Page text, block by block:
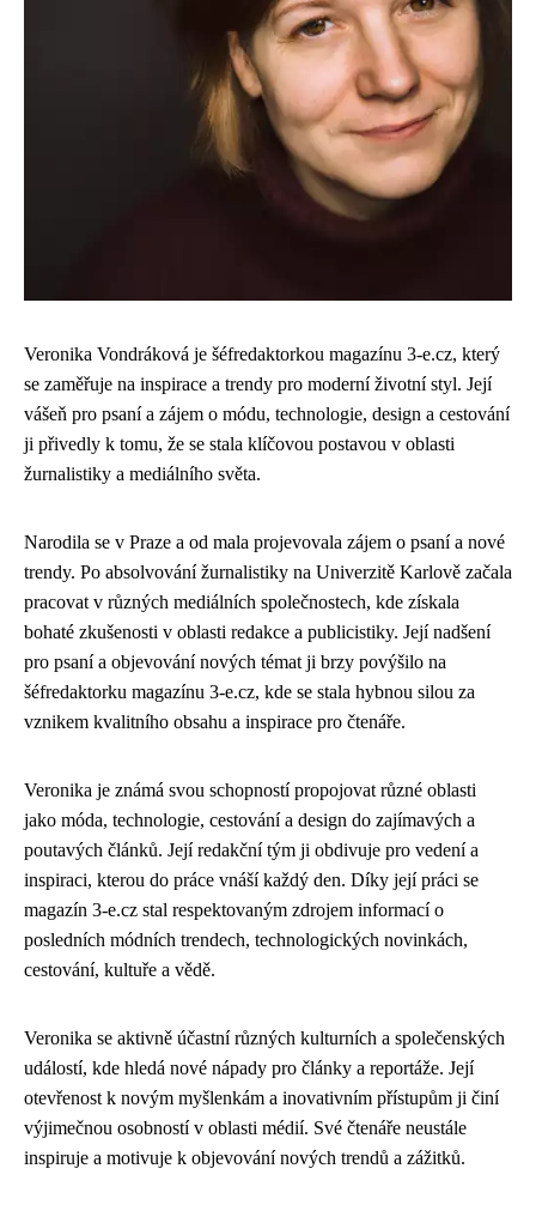
Veronika Vondráková je šéfredaktorkou magazínu 3-e.cz, který
se zaměřuje na inspirace a trendy pro moderní životní styl. Její
vášeň pro psaní a zájem o módu, technologie, design a cestování
ji přivedly k tomu, že se stala klíčovou postavou v oblasti
žurnalistiky a mediálního světa.
Narodila se v Praze a od mala projevovala zájem o psaní a nové
trendy. Po absolvování žurnalistiky na Univerzitě Karlově začala
pracovat v různých mediálních společnostech, kde získala
bohaté zkušenosti v oblasti redakce a publicistiky. Její nadšení
pro psaní a objevování nových témat ji brzy povýšilo na
šéfredaktorku magazínu 3-e.cz, kde se stala hybnou silou za
vznikem kvalitního obsahu a inspirace pro čtenáře.
Veronika je známá svou schopností propojovat různé oblasti
jako móda, technologie, cestování a design do zajímavých a
poutavých článků. Její redakční tým ji obdivuje pro vedení a
inspiraci, kterou do práce vnáší každý den. Díky její práci se
magazín 3-e.cz stal respektovaným zdrojem informací o
posledních módních trendech, technologických novinkách,
cestování, kultuře a vědě.
Veronika se aktivně účastní různých kulturních a společenských
událostí, kde hledá nové nápady pro články a reportáže. Její
otevřenost k novým myšlenkám a inovativním přístupům ji činí
výjimečnou osobností v oblasti médií. Své čtenáře neustále
inspiruje a motivuje k objevování nových trendů a zážitků.